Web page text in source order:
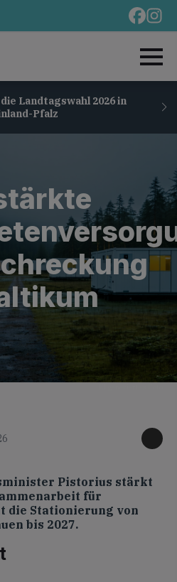
Landtagswahl 2026 in
Pfalz
Pistorius stärkt
für
die Stationierung von
bis 2027.